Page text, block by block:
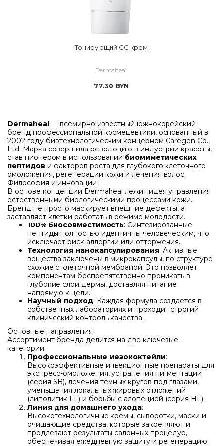
Тонирующий CC крем
Dermaheal
77.30 BYN
Dermaheal — всемирно известный южнокорейский
бренд профессиональной космецевтики, основанный в
2002 году биотехнологическим концерном Caregen Co.,
Ltd. Марка совершила революцию в индустрии красоты,
став пионером в использовании биомиметических
пептидов и факторов роста для глубокого клеточного
омоложения, регенерации кожи и лечения волос.
Философия и инновации
В основе концепции Dermaheal лежит идея управления
естественными биологическими процессами кожи.
Бренд не просто маскирует внешние дефекты, а
заставляет клетки работать в режиме молодости.
100% биосовместимость: Синтезированные
пептиды полностью идентичны человеческим, что
исключает риск аллергии или отторжения.
Технология нанокапсулирования: Активные
вещества заключены в микрокапсулы, по структуре
схожие с клеточной мембраной. Это позволяет
компонентам беспрепятственно проникать в
глубокие слои дермы, доставляя питание
напрямую к цели.
Научный подход: Каждая формула создается в
собственных лабораториях и проходит строгий
клинический контроль качества.
Основные направления
Ассортимент бренда делится на две ключевые
категории:
Профессиональные мезококтейли:
Высокоэффективные инъекционные препараты для
экспресс-омоложения, устранения пигментации
(серия SB), лечения темных кругов под глазами,
уменьшения локальных жировых отложений
(липолитик LL) и борьбы с алопецией (серия HL).
Линия для домашнего ухода:
Высокотехнологичные кремы, сыворотки, маски и
очищающие средства, которые закрепляют и
продлевают результаты салонных процедур,
обеспечивая ежедневную защиту и регенерацию.